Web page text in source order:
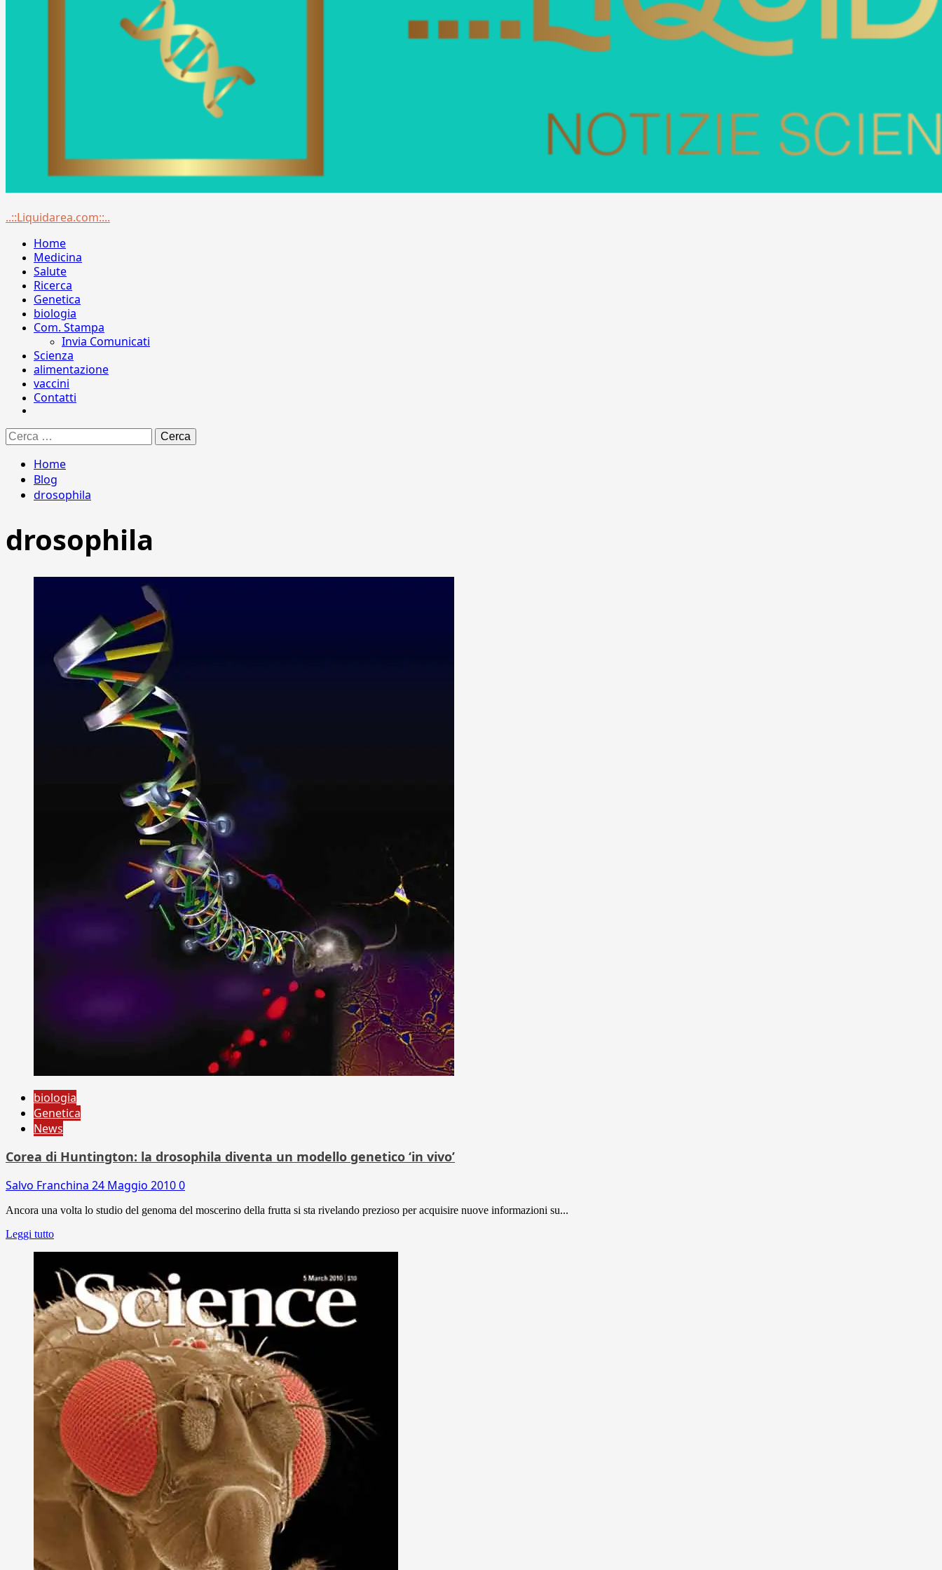
Menu
..::Liquidarea.com::..
Home
Medicina
Salute
Ricerca
Genetica
biologia
Com. Stampa
Invia Comunicati
Scienza
alimentazione
vaccini
Contatti
Ricerca
per:
Home
Blog
drosophila
drosophila
biologia
Genetica
News
Corea di Huntington: la drosophila diventa un modello genetico ‘in vivo’
Salvo Franchina 24 Maggio 20100
Ancora una volta lo studio del genoma del moscerino della frutta si sta rivelando prezioso per acquisire nuove informazioni su...
Leggi tutto